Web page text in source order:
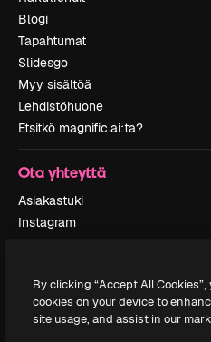
Blogi
Tapahtumat
Slidesgo
Myy sisältöä
Lehdistöhuone
Etsitkö magnific.ai:ta?
Ota yhteyttä
Asiakastuki
Instagram
TikTok
Discord
By clicking “Accept All
cookies on your device to
site usage, and assist in our